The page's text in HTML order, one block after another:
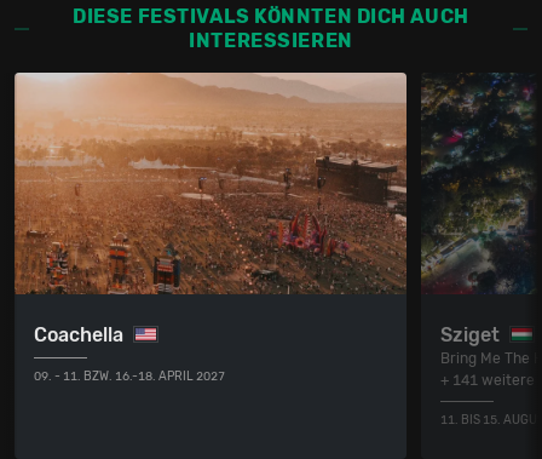
DIESE FESTIVALS KÖNNTEN DICH AUCH
INTERESSIEREN
Coachella
09. - 11. BZW. 16.-18. APRIL 2027
Sziget
Bring Me The
+ 141 weitere
11. BIS 15.